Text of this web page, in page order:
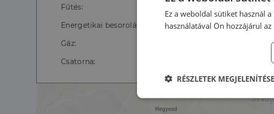
Fűtés:
Energetikai besorolás:
Gáz:
Csatorna:
Ez a weboldal sütiket használ
használatával Ön hozzájárul
RÉSZLETEK MEGJELENÍTÉSE
Elengedhetetlenül